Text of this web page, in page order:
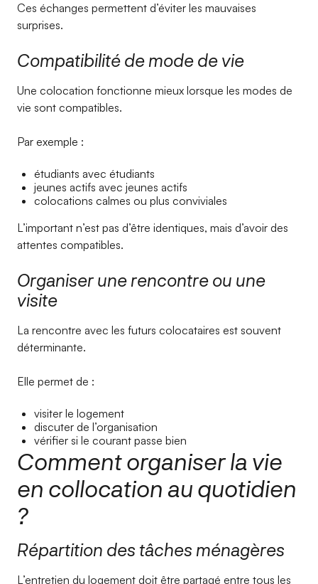
Ces échanges permettent d’éviter les mauvaises
surprises.
Compatibilité de mode de vie
Une colocation fonctionne mieux lorsque les modes de
vie sont compatibles.
Par exemple :
étudiants avec étudiants
jeunes actifs avec jeunes actifs
colocations calmes ou plus conviviales
L’important n’est pas d’être identiques, mais d’avoir des
attentes compatibles.
Organiser une rencontre ou une
visite
La rencontre avec les futurs colocataires est souvent
déterminante.
Elle permet de :
visiter le logement
discuter de l’organisation
vérifier si le courant passe bien
Comment organiser la vie
en collocation au quotidien
?
Répartition des tâches ménagères
L’entretien du logement doit être partagé entre tous les